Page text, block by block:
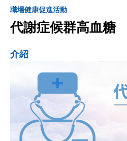
職場健康促進活動
代謝症候群高血糖
介紹